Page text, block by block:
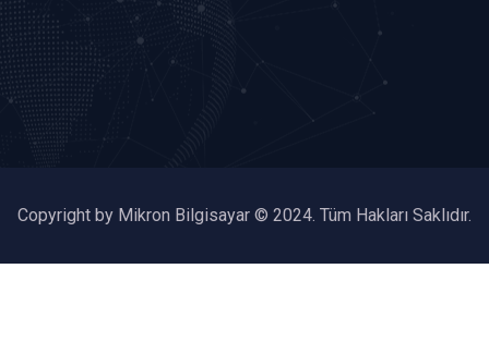
Copyright by Mikron Bilgisayar © 2024. Tüm Hakları Saklıdır.